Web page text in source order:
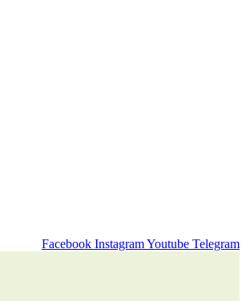
Facebook InstagramYoutube Telegram